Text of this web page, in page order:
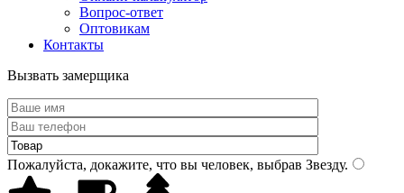
Вопрос-ответ
Оптовикам
Контакты
Вызвать замерщика
Пожалуйста, докажите, что вы человек, выбрав Звезду.